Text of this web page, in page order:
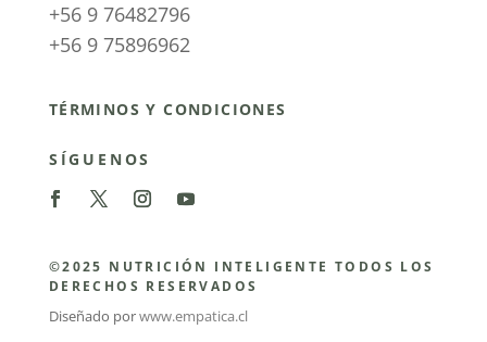
+56 9 76482796
+56 9 75896962
TÉRMINOS Y CONDICIONES
SÍGUENOS
©2025 NUTRICIÓN INTELIGENTE TODOS LOS
DERECHOS RESERVADOS
Diseñado porwww.empatica.cl